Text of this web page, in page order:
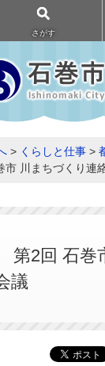
さがす
> くらしと仕事 >
市 川まちづくり連
第2回 石巻
議